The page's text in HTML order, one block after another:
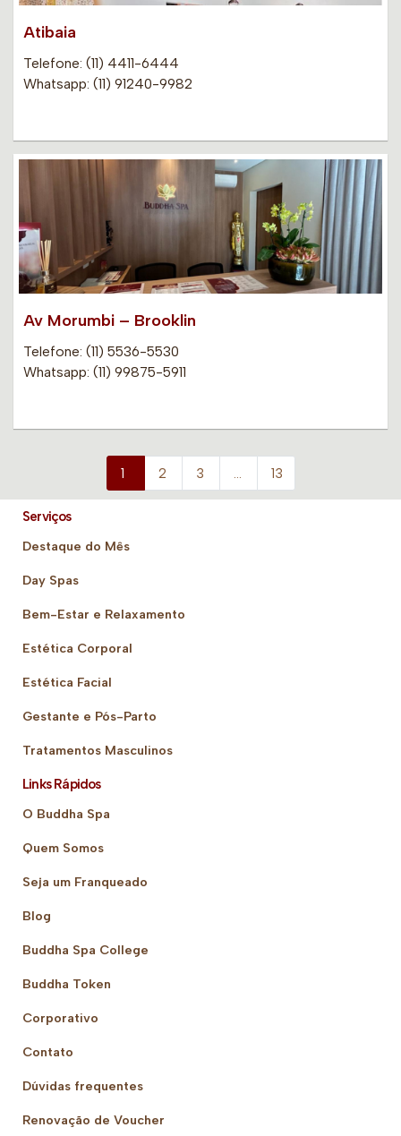
Atibaia
Telefone: (11) 4411-6444
Whatsapp: (11) 91240-9982
Av Morumbi – Brooklin
Telefone: (11) 5536-5530
Whatsapp: (11) 99875-5911
1 2 3 … 13
Serviços
Destaque do Mês
Day Spas
Bem-Estar e Relaxamento
Estética Corporal
Estética Facial
Gestante e Pós-Parto
Tratamentos Masculinos
Links Rápidos
O Buddha Spa
Quem Somos
Seja um Franqueado
Blog
Buddha Spa College
Buddha Token
Corporativo
Contato
Dúvidas frequentes
Renovação de Voucher